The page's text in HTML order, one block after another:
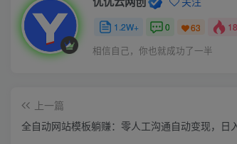
1.2W+ 0 63
相信自己，你也就成功了一半
上一篇
全自动网站模板躺赚：零人工沟通自动变现，日